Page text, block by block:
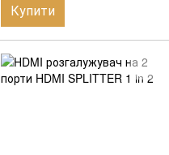
Купити